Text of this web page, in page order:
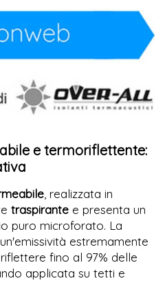
e termoriflettente:
, realizzata in
traspirante e presenta un
puro microforato. La
estremamente
fino al 97% delle
applicata su tetti e